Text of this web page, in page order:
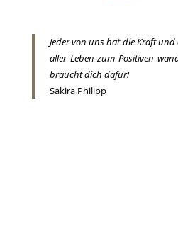
Jeder von uns hat die Kraft
aller Leben zum Positiven
braucht dich dafür!
Sakira Philipp